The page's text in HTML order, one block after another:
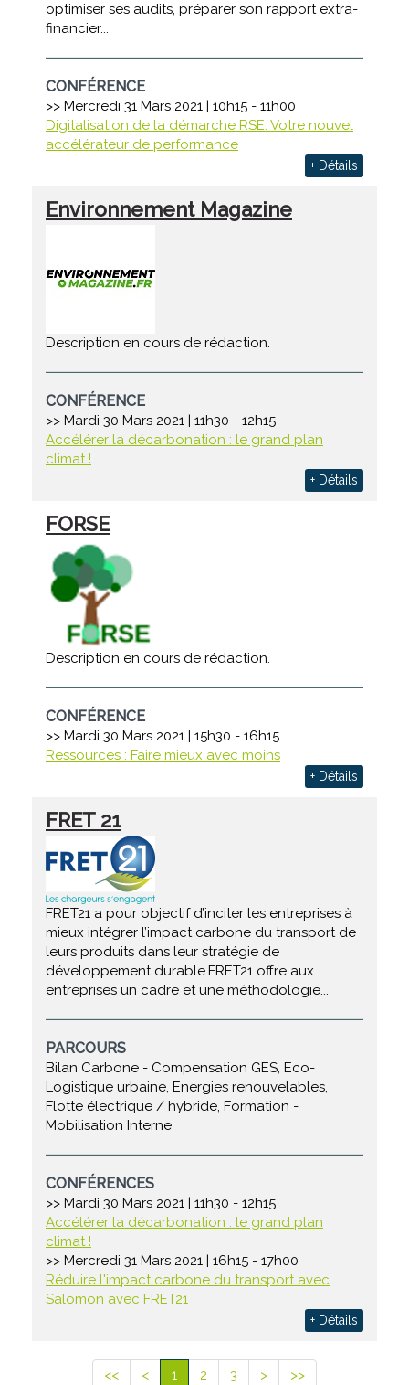
optimiser ses audits, préparer son rapport extra-
financier...
CONFÉRENCE
>> Mercredi 31 Mars 2021 | 10h15 - 11h00
Digitalisation de la démarche RSE: Votre nouvel
accélérateur de performance
+ Détails
Environnement Magazine
Description en cours de rédaction.
CONFÉRENCE
>> Mardi 30 Mars 2021 | 11h30 - 12h15
Accélérer la décarbonation : le grand plan
climat !
+ Détails
FORSE
Description en cours de rédaction.
CONFÉRENCE
>> Mardi 30 Mars 2021 | 15h30 - 16h15
Ressources : Faire mieux avec moins
+ Détails
FRET 21
FRET21 a pour objectif d’inciter les entreprises à
mieux intégrer l’impact carbone du transport de
leurs produits dans leur stratégie de
développement durable.FRET21 offre aux
entreprises un cadre et une méthodologie...
PARCOURS
Bilan Carbone - Compensation GES, Eco-
Logistique urbaine, Energies renouvelables,
Flotte électrique / hybride, Formation -
Mobilisation Interne
CONFÉRENCES
>> Mardi 30 Mars 2021 | 11h30 - 12h15
Accélérer la décarbonation : le grand plan
climat !
>> Mercredi 31 Mars 2021 | 16h15 - 17h00
Réduire l'impact carbone du transport avec
Salomon avec FRET21
+ Détails
<< < 1 2 3 > >>